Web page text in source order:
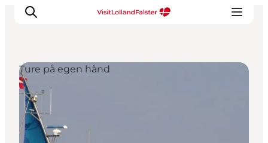
Oplevelser
I naturen
For børn
Ture på egen hånd